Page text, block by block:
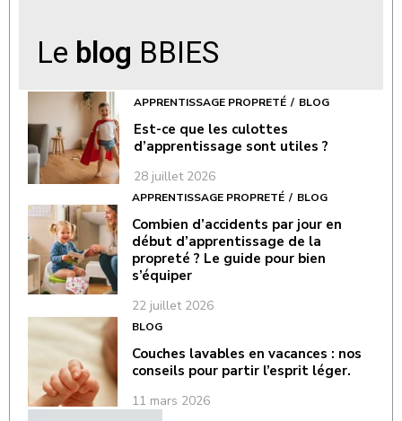
Le blog BBIES
APPRENTISSAGE PROPRETÉ BLOG
Est-ce que les culottes
d’apprentissage sont utiles ?
28 juillet 2026
APPRENTISSAGE PROPRETÉ BLOG
Combien d’accidents par jour en
début d’apprentissage de la
propreté ? Le guide pour bien
s’équiper
22 juillet 2026
BLOG
Couches lavables en vacances : nos
conseils pour partir l’esprit léger.
11 mars 2026